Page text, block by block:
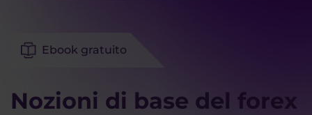
Ebook gratuito
Nozioni di base del forex